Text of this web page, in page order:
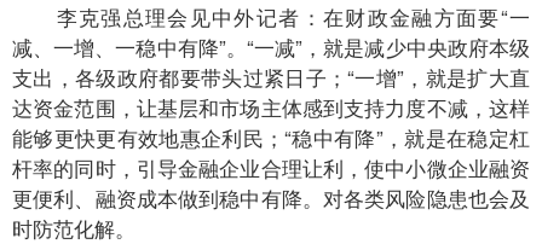
李克强总理会见中外记者：在财政金融方面要“一
减、一增、一稳中有降”。“一减”，就是减少中央政府本级
支出，各级政府都要带头过紧日子；“一增”，就是扩大直
达资金范围，让基层和市场主体感到支持力度不减，这样
能够更快更有效地惠企利民；“稳中有降”，就是在稳定杠
杆率的同时，引导金融企业合理让利，使中小微企业融资
更便利、融资成本做到稳中有降。对各类风险隐患也会及
时防范化解。